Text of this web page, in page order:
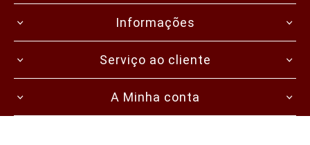
Informações
Serviço ao cliente
A Minha conta